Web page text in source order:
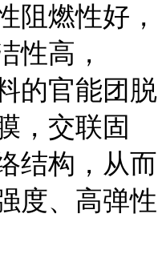
阻燃性好，
性高，
的官能团脱
，交联固
结构，从而
度、高弹性